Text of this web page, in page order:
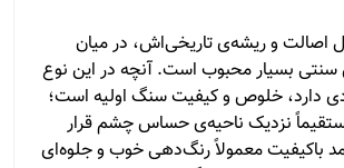
اصالت و ریشه‌ی تاریخی‌اش، در میان
سنتی بسیار محبوب است. آنچه در این نوع
دارد، خلوص و کیفیت سنگ اولیه است؛
نزدیک ناحیه‌ی حساس چشم قرار
باکیفیت معمولاً رنگ‌دهی خوب و جلوه‌ای